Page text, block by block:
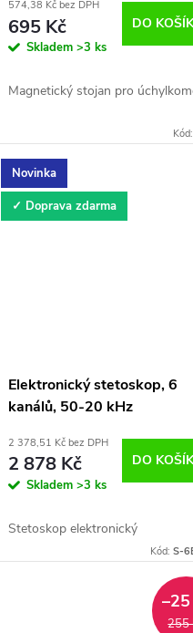
574,38 Kč bez DPH
695 Kč
Skladem >3 ks
DO
Magnetický stojan pro
Kód:
Novinka
✓ Doprava zdarma
Elektronický stetoskop, 6
kanálů, 50-20 kHz
2 378,51 Kč bez DPH
2 878 Kč
Skladem >3 ks
DO
Stetoskop elektronický
Kód:S-
255